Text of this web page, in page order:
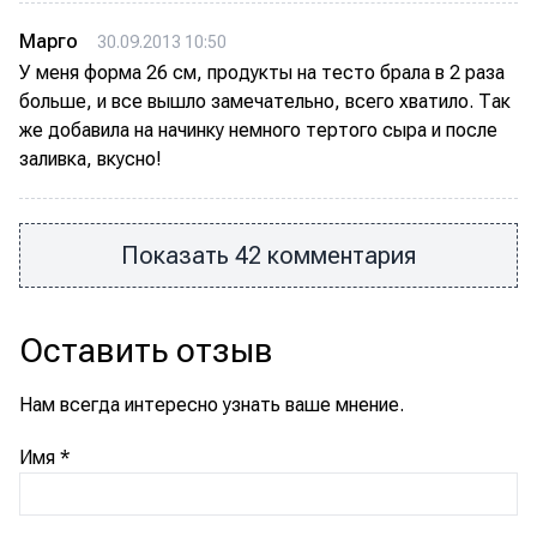
Марго 30.09.2013 10:50
У меня форма 26 см, продукты на тесто брала в 2 раза
больше, и все вышло замечательно, всего хватило. Так
же добавила на начинку немного тертого сыра и после
заливка, вкусно!
Показать 42 комментария
Оставить отзыв
Нам всегда интересно узнать ваше мнение.
Имя *